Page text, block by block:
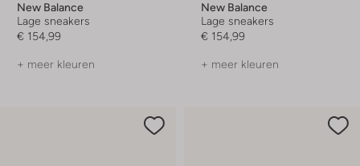
New Balance
Lage sneakers
€ 154,99
+ meer kleuren
New Balance
Lage sneakers
€ 154,99
+ meer kleuren